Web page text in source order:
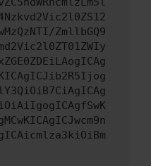
ZmllbGQ9